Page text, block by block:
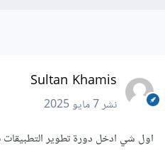
Sultan Khamis
نشر7 مايو 2025